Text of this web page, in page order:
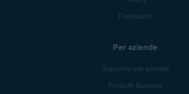
Prestazioni
Per aziende
Supporto per aziende
Prodotti Business